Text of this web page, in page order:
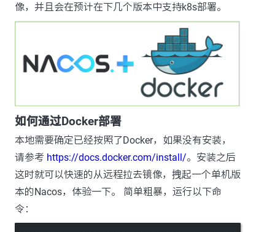
像，并且会在预计在下几个版本中支持k8s部署。
如何通过Docker部署
本地需要确定已经按照了Docker，如果没有安装，
请参考 https://docs.docker.com/install/。安装之后
这时就可以快速的从远程拉去镜像，拽起一个单机版
本的Nacos，体验一下。 简单粗暴，运行以下命
令：